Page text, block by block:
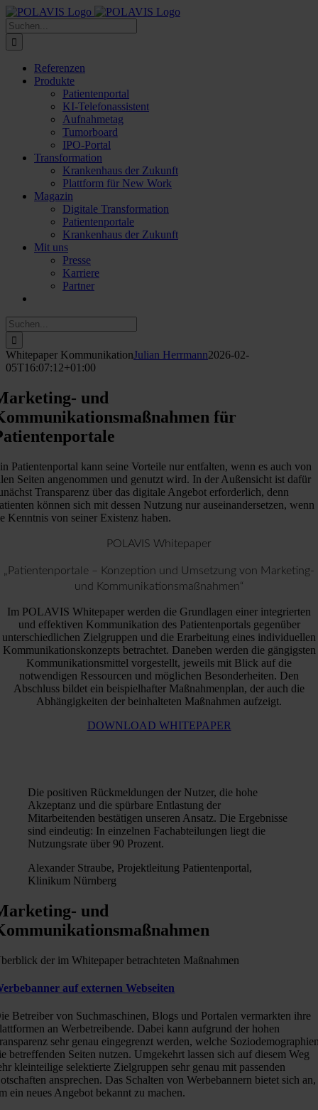
Zum
Inhalt
springen
Suche
nach:
Referenzen
Produkte
Patientenportal
KI-Telefonassistent
Aufnahmetag
Tumorboard
IPO-Portal
Transformation
Krankenhaus der Zukunft
Plattform für New Work
Magazin
Digitale Transformation
Patientenportale
Krankenhaus der Zukunft
Mit uns
Presse
Karriere
Partner
Suche
nach:
Whitepaper KommunikationJulian Herrmann2026-02-
05T16:07:12+01:00
und
für
Patientenportal kann seine Vorteile nur entfalten, wenn es auch von
Seiten angenommen und genutzt wird. In der Außensicht ist dafür
Transparenz über das digitale Angebot erforderlich, denn
können sich mit dessen Nutzung nur auseinandersetzen, wenn
Kenntnis von seiner Existenz haben.
POLAVIS Whitepaper
„Patientenportale – Konzeption und Umsetzung von Marketing-
und Kommunikationsmaßnahmen“
Im POLAVIS Whitepaper werden die Grundlagen einer integrierten
und effektiven Kommunikation des Patientenportals gegenüber
unterschiedlichen Zielgruppen und die Erarbeitung eines individuellen
Kommunikationskonzepts betrachtet. Daneben werden die gängigsten
Kommunikationsmittel vorgestellt, jeweils mit Blick auf die
notwendigen Ressourcen und möglichen Besonderheiten. Den
Abschluss bildet ein beispielhafter Maßnahmenplan, der auch die
Abhängigkeiten der beinhalteten Maßnahmen aufzeigt.
DOWNLOAD WHITEPAPER
Die positiven Rückmeldungen der Nutzer, die hohe
Akzeptanz und die spürbare Entlastung der
Mitarbeitenden bestätigen unseren Ansatz. Die Ergebnisse
sind eindeutig: In einzelnen Fachabteilungen liegt die
Nutzungsrate über 90 Prozent.
Alexander Straube, Projektleitung Patientenportal,
Klinikum Nürnberg
und
der im Whitepaper betrachteten Maßnahmen
auf externen Webseiten
Betreiber von Suchmaschinen, Blogs und Portalen vermarkten ihre
an Werbetreibende. Dabei kann aufgrund der hohen
sehr genau eingegrenzt werden, welche
betreffenden Seiten nutzen. Umgekehrt lassen sich auf diesem Weg
kleinteilige selektierte Zielgruppen sehr genau mit passenden
ansprechen. Das Schalten von Werbebannern bietet sich an,
ein neues Angebot bekannt zu machen.